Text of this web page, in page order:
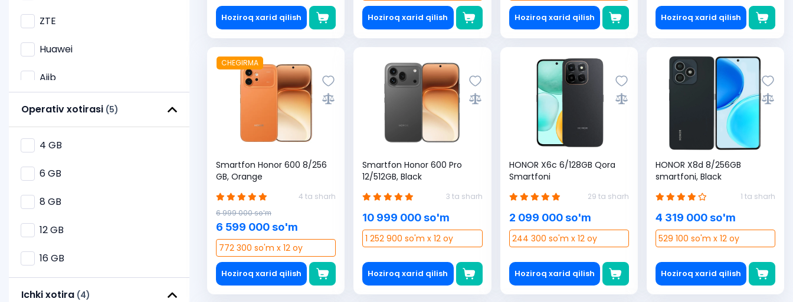
ZTE
Huawei
Ajib
Green Lion
Operativ xotirasi (5)
4 GB
6 GB
8 GB
12 GB
16 GB
Ichki xotira (4)
Hoziroq xarid qilish Hoziroq xarid qilish Hoziroq xarid qilish Hoziroq xarid qilish
CHEGIRMA
Smartfon Honor 600 8/256
GB, Orange
4 ta sharh
6 999 000 so'm
6 599 000 so'm
772 300 so'm x 12 oy
Hoziroq xarid qilish
Smartfon Honor 600 Pro
12/512GB, Black
3 ta sharh
10 999 000 so'm
1 252 900 so'm x 12 oy
Hoziroq xarid qilish
HONOR X6c 6/128GB Qora
Smartfoni
29 ta sharh
2 099 000 so'm
244 300 so'm x 12 oy
Hoziroq xarid qilish
HONOR X8d 8/256GB
smartfoni, Black
1 ta sharh
4 319 000 so'm
529 100 so'm x 12 oy
Hoziroq xarid qilish